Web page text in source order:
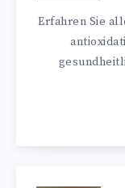
Erfahren Sie